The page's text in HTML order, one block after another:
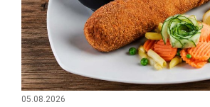
05.08.2026